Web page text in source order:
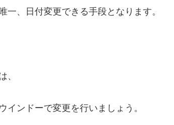
一、日付変更できる手段となります。
、
インドーで変更を行いましょう。